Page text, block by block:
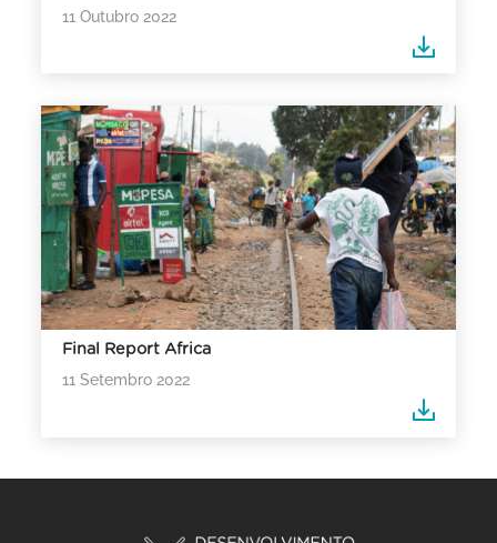
11 Outubro 2022
Final Report Africa
11 Setembro 2022